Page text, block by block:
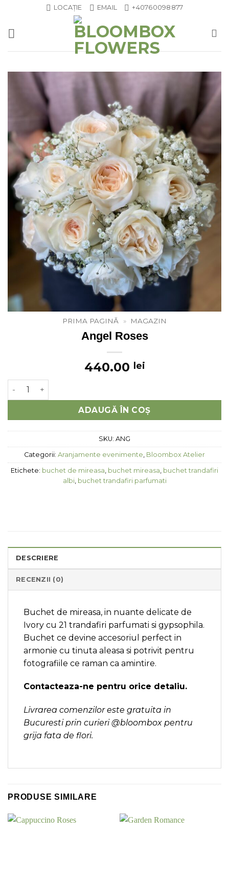
content
LOCAȚIE EMAIL +40760098877
PRIMA PAGINĂ » MAGAZIN
Angel Roses
440.00 lei
Cantitate Angel Roses
ADAUGĂ ÎN COȘ
SKU: ANG
Categorii: Aranjamente evenimente Bloombox Atelier
Etichete: buchet de mireasa buchet mireasa buchet trandafiri
albi, buchet trandafiri parfumati
DESCRIERE
RECENZII (0)
Buchet de mireasa, in nuante delicate de
Ivory cu 21 trandafiri parfumati si gypsophila.
Buchet ce devine accesoriul perfect in
armonie cu tinuta aleasa si potrivit pentru
fotografiile ce raman ca amintire.
Contacteaza-ne pentru orice detaliu.
Livrarea comenzilor este gratuita in
Bucuresti prin curieri @bloombox pentru
grija fata de flori.
PRODUSE SIMILARE